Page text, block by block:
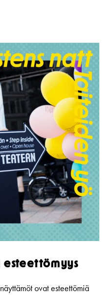
esteettömyys
ovat esteettömiä